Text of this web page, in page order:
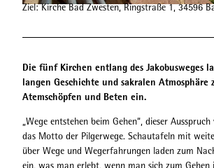
© Tourist-Info Bad Zwesten, Edersee | Deine Region: wild, bunt, gesund.
Ziel: Kirche Bad Zwesten, Ringstraße 1, 34596
Die fünf Kirchen entlang des Jakobusweges
langen Geschichte und sakralen Atmosphäre
Atemschöpfen und Beten ein.
„Wege entstehen beim Gehen“, dieser
das Motto der Pilgerwege. Schautafeln mit
über Wege und Wegerfahrungen laden zum